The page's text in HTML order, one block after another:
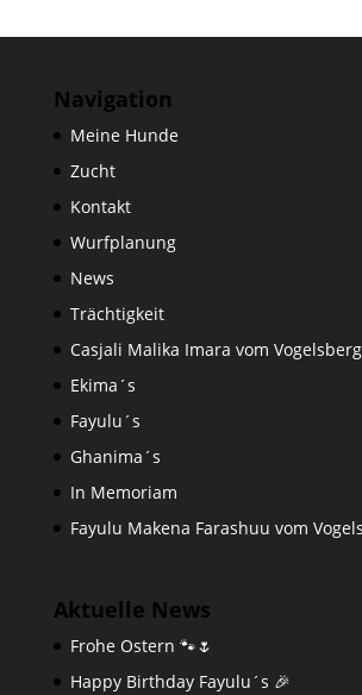
Navigation
Meine Hunde
Zucht
Kontakt
Wurfplanung
News
Trächtigkeit
Casjali Malika Imara vom
Ekima´s
Fayulu´s
Ghanima´s
In Memoriam
Fayulu Makena Farashuu vom
Aktuelle News
Frohe Ostern 🐾🌷
Happy Birthday Fayulu´s 🎉